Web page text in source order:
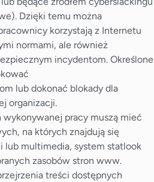
Dzięki temu można
korzystają z Internetu
normami, ale również
incydentom. Określone
lub dokonać blokady dla
organizacji.
pracy muszą mieć
na których znajdują się
lub multimedia, system statlook
zasobów stron www.
treści dostępnych